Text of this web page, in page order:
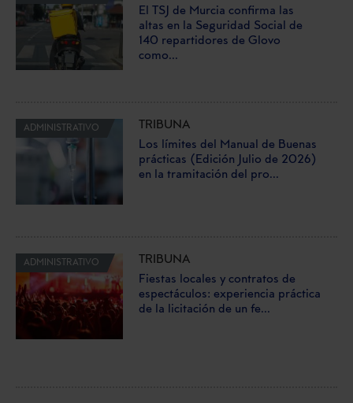
El TSJ de Murcia confirma las
altas en la Seguridad Social de
140 repartidores de Glovo
como...
ADMINISTRATIVO
TRIBUNA
Los límites del Manual de Buenas
prácticas (Edición Julio de 2026)
en la tramitación del pro...
ADMINISTRATIVO
TRIBUNA
Fiestas locales y contratos de
espectáculos: experiencia práctica
de la licitación de un fe...